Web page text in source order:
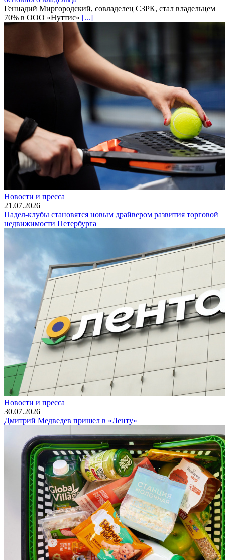
Геннадий Миргородский, совладелец СЗРК, стал владельцем
70% в ООО «Нуттис» [...]
Новости и пресса
21.07.2026
Падел-клубы становятся новым драйвером развития торговой
недвижимости Петербурга
Новости и пресса
30.07.2026
Дмитрий Медведев пришел в «Ленту»